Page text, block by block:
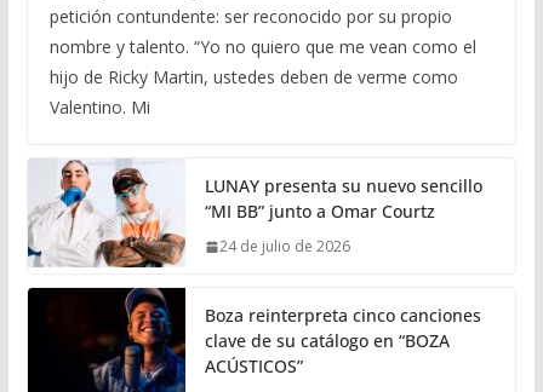
petición contundente: ser reconocido por su propio
nombre y talento. “Yo no quiero que me vean como el
hijo de Ricky Martin, ustedes deben de verme como
Valentino. Mi
LUNAY presenta su nuevo sencillo
“MI BB” junto a Omar Courtz
24 de julio de 2026
Boza reinterpreta cinco canciones
clave de su catálogo en “BOZA
ACÚSTICOS”